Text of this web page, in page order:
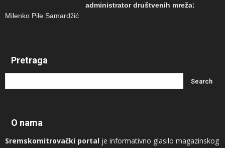
administrator društvenih mreža:
Milenko Pile Samardžić
Pretraga
O nama
Sremskomitrovački portal je informativno glasilo magazinskog